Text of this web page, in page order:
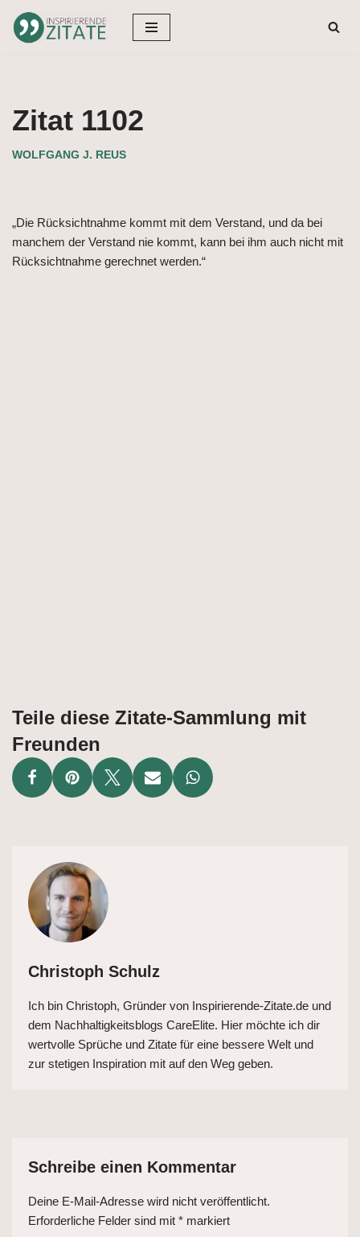
Zum
Zitat 1102
WOLFGANG J. REUS
„Die Rücksichtnahme kommt mit dem Verstand, und da bei
manchem der Verstand nie kommt, kann bei ihm auch nicht mit
Rücksichtnahme gerechnet werden.“
Teile diese Zitate-Sammlung mit
Freunden
Christoph Schulz
Ich bin Christoph, Gründer von Inspirierende-Zitate.de und
dem Nachhaltigkeitsblogs CareElite. Hier möchte ich dir
wertvolle Sprüche und Zitate für eine bessere Welt und
zur stetigen Inspiration mit auf den Weg geben.
Schreibe einen Kommentar
Deine E-Mail-Adresse wird nicht veröffentlicht.
Erforderliche Felder sind mit * markiert